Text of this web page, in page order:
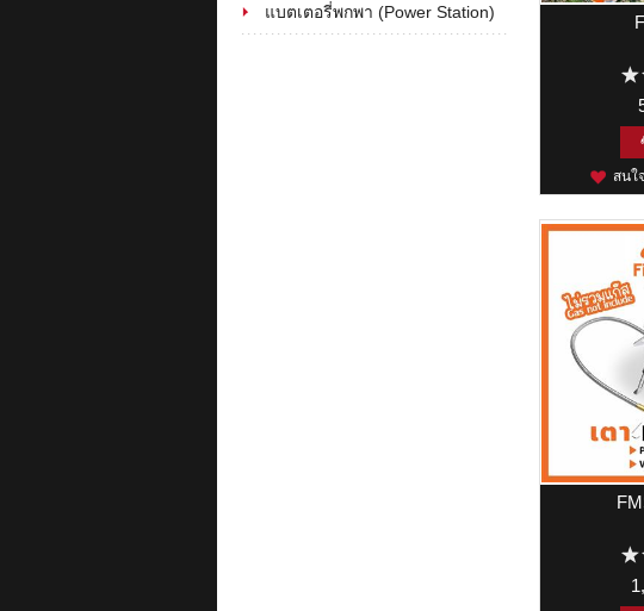
แบตเตอรี่พกพา (Power Station)
สนใจ